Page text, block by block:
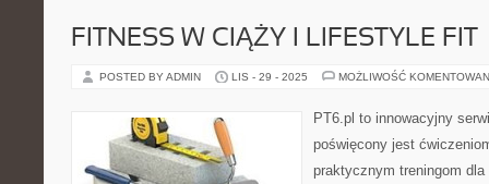
FITNESS W CIĄŻY I LIFESTYLE FIT
POSTED BY ADMIN LIS - 29 - 2025 MOŻLIWOŚĆ
PT6.pl to innowacyjny
poświęcony jest
praktycznym treningom